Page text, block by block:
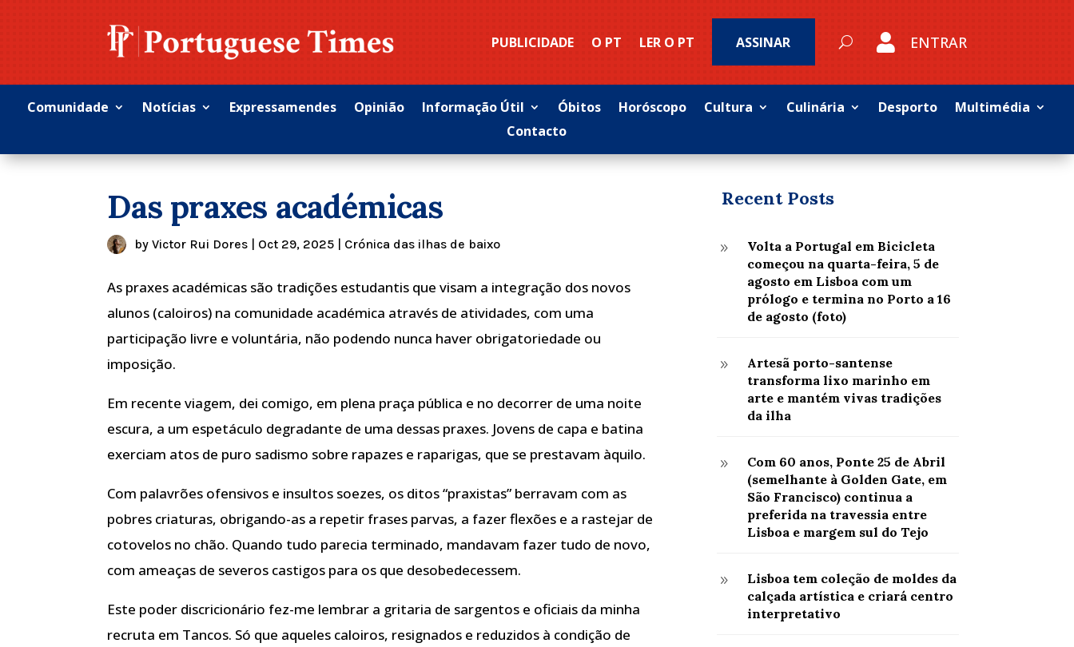
PUBLICIDADE O PT LER O PT ASSINAR  ENTRAR
Comunidade Notícias Expressamendes Opinião Informação Útil Óbitos Horóscopo Cultura Culinária Desporto
Multimédia
Contacto
Das praxes académicas
byVictor Rui Dores Oct 29, 2025 Crónica das ilhas de baixo
As praxes académicas são tradições estudantis que visam a integração dos novos
alunos (caloiros) na comunidade académica através de atividades, com uma
participação livre e voluntária, não podendo nunca haver obrigatoriedade ou
imposição.
Em recente viagem, dei comigo, em plena praça pública e no decorrer de uma noite
escura, a um espetáculo degradante de uma dessas praxes. Jovens de capa e batina
exerciam atos de puro sadismo sobre rapazes e raparigas, que se prestavam àquilo.
Com palavrões ofensivos e insultos soezes, os ditos “praxistas” berravam com as
pobres criaturas, obrigando-as a repetir frases parvas, a fazer flexões e a rastejar de
cotovelos no chão. Quando tudo parecia terminado, mandavam fazer tudo de novo,
com ameaças de severos castigos para os que desobedecessem.
Este poder discricionário fez-me lembrar a gritaria de sargentos e oficiais da minha
recruta em Tancos. Só que aqueles caloiros, resignados e reduzidos à condição de
Recent Posts
9
Volta a Portugal em Bicicleta
começou na quarta-feira, 5 de
agosto em Lisboa com um
prólogo e termina no Porto a 16
de agosto (foto)
9
Artesã porto-santense
transforma lixo marinho em
arte e mantém vivas tradições
da ilha
9
Com 60 anos, Ponte 25 de Abril
(semelhante à Golden Gate, em
São Francisco) continua a
preferida na travessia entre
Lisboa e margem sul do Tejo
9
Lisboa tem coleção de moldes da
calçada artística e criará centro
interpretativo